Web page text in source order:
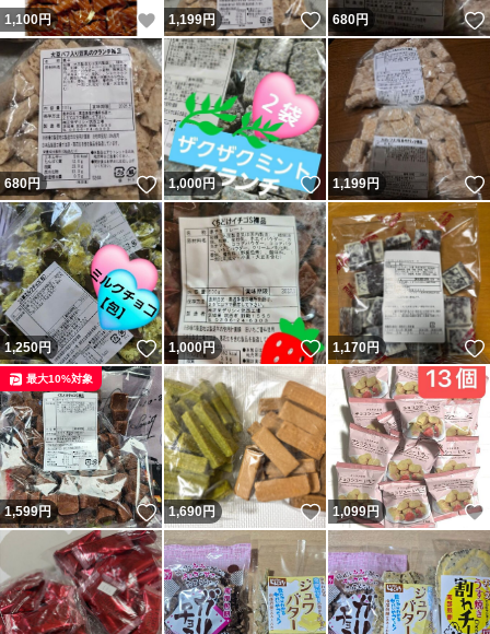
1,100円 いいね！
1,199円 いいね！
680円
680円 いいね！
1,000円 いいね！
1,199円
1,250円 いいね！
1,000円 いいね！
1,170円
1,599円 いいね！
最大10%対象
1,690円 いいね！
1,099円